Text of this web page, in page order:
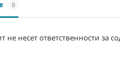
8
не несет ответственности за